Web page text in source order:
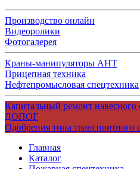
Производство онлайн
Видеоролики
Фотогалерея
Краны-манипуляторы АНТ
Прицепная техника
Нефтепромысловая спецтехника
Капитальный ремонт навесного
ДОПОГ
Одобрения типа транспортного
Главная
Каталог